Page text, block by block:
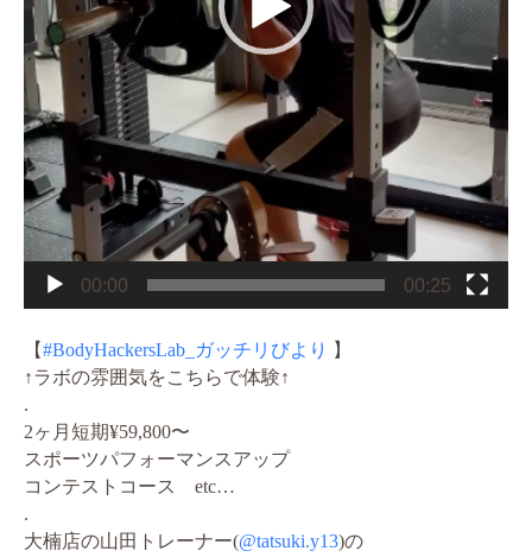
00:00 00:25
【#BodyHackersLab_ガッチリびより
】
↑ラボの雰囲気をこちらで体験↑
.
2ヶ月短期¥59,800〜
スポーツパフォーマンスアップ
コンテストコース etc…
.
大楠店の山田トレーナー(@tatsuki.y13)の